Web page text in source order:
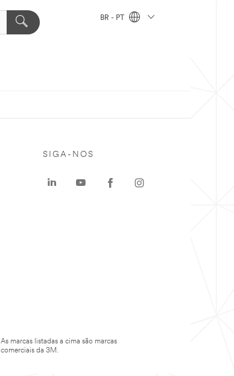
BR - PT
SIGA-NOS
As marcas listadas a cima são marcas
comerciais da 3M.